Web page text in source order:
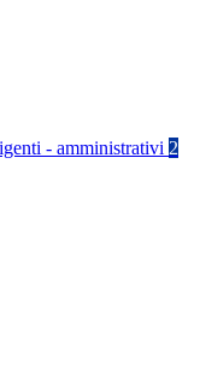
- amministrativi 2